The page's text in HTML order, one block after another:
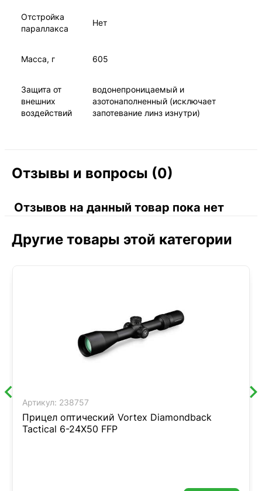
Отстройка
параллакса
Нет
Масса, г 605
Защита от
внешних
воздействий
водонепроницаемый и
азотонаполненный (исключает
запотевание линз изнутри)
Отзывы и вопросы (0)
Отзывов на данный товар пока нет
Другие товары этой категории
Артикул: 238757
Прицел оптический Vortex Diamondback
Tactical 6-24X50 FFP